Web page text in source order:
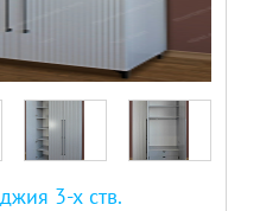
3-х ств.